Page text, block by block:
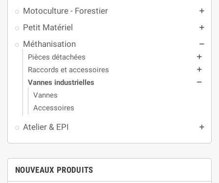
Motoculture - Forestier add
Petit Matériel add
Méthanisation remove
Pièces détachées add
Raccords et accessoires add
Vannes industrielles remove
Vannes
Accessoires
Atelier & EPI add
NOUVEAUX PRODUITS